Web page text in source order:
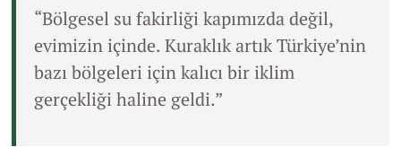
“Bölgesel su fakirliği kapımızda değil,
evimizin içinde. Kuraklık artık Türkiye’nin
bazı bölgeleri için kalıcı bir iklim
gerçekliği haline geldi.”